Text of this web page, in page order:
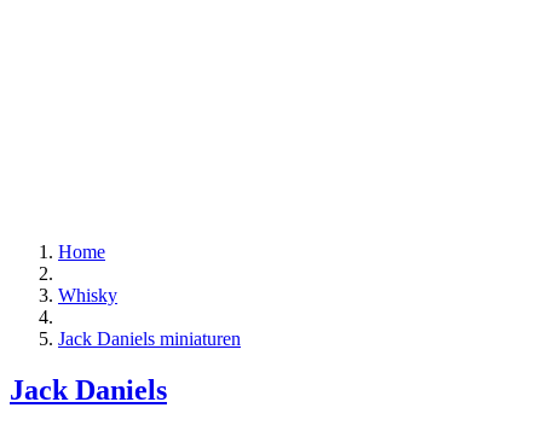
Home
Whisky
Jack Daniels miniaturen
Jack Daniels